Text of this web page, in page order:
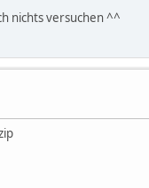
nichts versuchen ^^